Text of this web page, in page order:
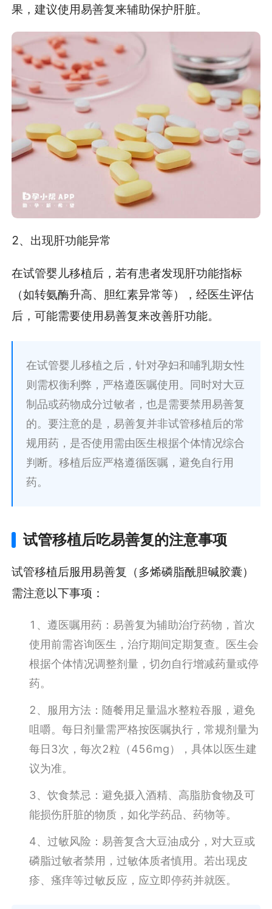
果，建议使用易善复来辅助保护肝脏。
2、出现肝功能异常
在试管婴儿移植后，若有患者发现肝功能指标
（如转氨酶升高、胆红素异常等），经医生评估
后，可能需要使用易善复来改善肝功能。
在试管婴儿移植之后，针对孕妇和哺乳期女性
则需权衡利弊，严格遵医嘱使用。同时对大豆
制品或药物成分过敏者，也是需要禁用易善复
的。要注意的是，易善复并非试管移植后的常
规用药，是否使用需由医生根据个体情况综合
判断。移植后应严格遵循医嘱，避免自行用
药。
试管移植后吃易善复的注意事项
试管移植后服用易善复（多烯磷脂酰胆碱胶囊）
需注意以下事项：
1、遵医嘱用药：易善复为辅助治疗药物，首次
使用前需咨询医生，治疗期间定期复查。医生会
根据个体情况调整剂量，切勿自行增减药量或停
药。
2、服用方法：随餐用足量温水整粒吞服，避免
咀嚼。每日剂量需严格按医嘱执行，常规剂量为
每日3次，每次2粒（456mg），具体以医生建
议为准。
3、饮食禁忌：避免摄入酒精、高脂肪食物及可
能损伤肝脏的物质，如化学药品、药物等。
4、过敏风险：易善复含大豆油成分，对大豆或
磷脂过敏者禁用，过敏体质者慎用。若出现皮
疹、瘙痒等过敏反应，应立即停药并就医。